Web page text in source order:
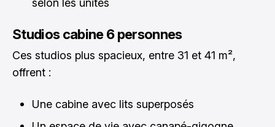
selon les unités
Studios cabine 6 personnes
Ces studios plus spacieux, entre 31 et 41 m²,
offrent :
Une cabine avec lits superposés